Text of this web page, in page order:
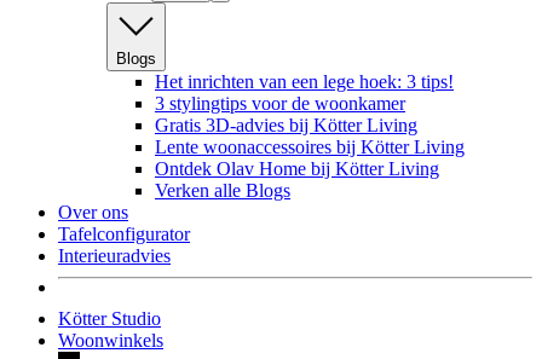
Blogs
Het inrichten van een lege hoek: 3 tips!
3 stylingtips voor de woonkamer
Gratis 3D-advies bij Kötter Living
Lente woonaccessoires bij Kötter Living
Ontdek Olav Home bij Kötter Living
Verken alle Blogs
Over ons
Tafelconfigurator
Interieuradvies
Kötter Studio
Woonwinkels